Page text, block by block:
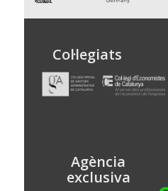
Col·legiats
Agència
exclusiva